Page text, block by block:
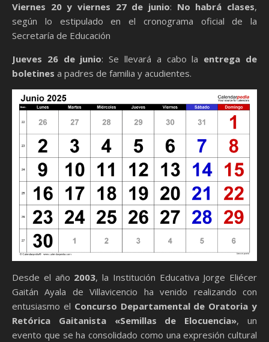
Viernes 20 y viernes 27 de junio: No habrá clases,
según lo estipulado en el cronograma oficial de la
Secretaría de Educación
Jueves 26 de junio: Se llevará a cabo la entrega de
boletines a padres de familia y acudientes.
Desde el año 2003, la Institución Educativa Jorge Eliécer
Gaitán Ayala de Villavicencio ha venido realizando con
entusiasmo el Concurso Departamental de Oratoria y
Retórica Gaitanista «Semillas de Elocuencia», un
evento que se ha consolidado como una expresión cultural